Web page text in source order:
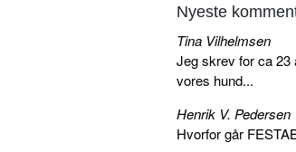
Nyeste
Tina Vilhelmsen
Jeg skrev for ca 23
vores hund...
Henrik V. Pedersen
Hvorfor går